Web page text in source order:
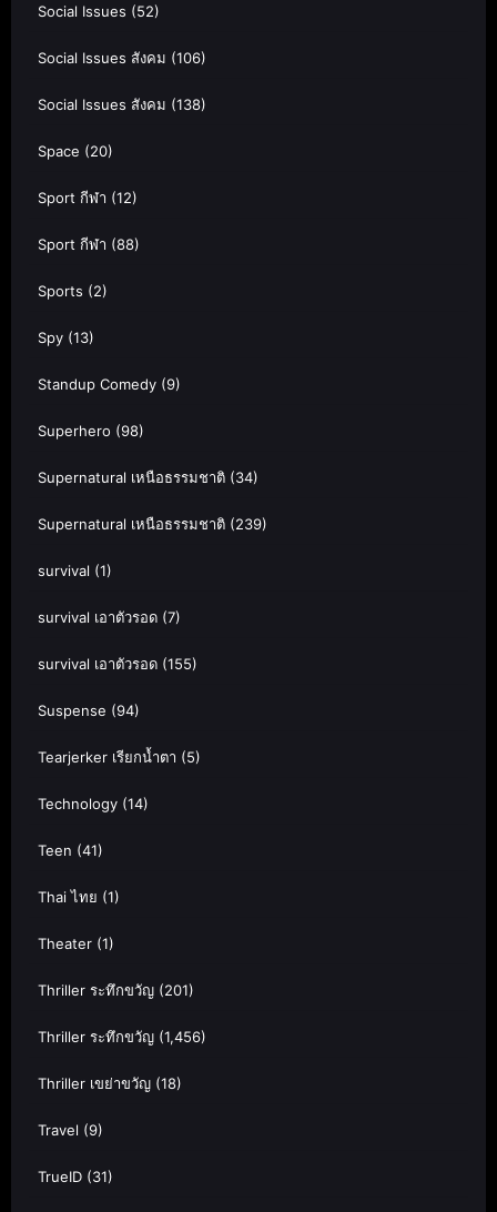
Social Issues (52)
Social Issues สังคม (106)
Social Issues สังคม (138)
Space (20)
Sport กีฬา (12)
Sport กีฬา (88)
Sports (2)
Spy (13)
Standup Comedy (9)
Superhero (98)
Supernatural เหนือธรรมชาติ (34)
Supernatural เหนือธรรมชาติ (239)
survival (1)
survival เอาตัวรอด (7)
survival เอาตัวรอด (155)
Suspense (94)
Tearjerker เรียกน้ำตา (5)
Technology (14)
Teen (41)
Thai ไทย (1)
Theater (1)
Thriller ระทึกขวัญ (201)
Thriller ระทึกขวัญ (1,456)
Thriller เขย่าขวัญ (18)
Travel (9)
TrueID (31)